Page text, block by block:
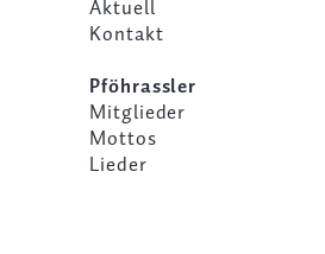
Aktuell
Kontakt
Pföhrassler
Mitglieder
Mottos
Lieder